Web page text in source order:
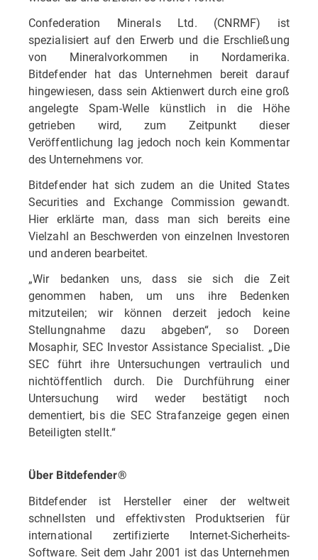
Confederation Minerals Ltd. (CNRMF) ist
spezialisiert auf den Erwerb und die Erschließung
von Mineralvorkommen in Nordamerika.
Bitdefender hat das Unternehmen bereit darauf
hingewiesen, dass sein Aktienwert durch eine groß
angelegte Spam-Welle künstlich in die Höhe
getrieben wird, zum Zeitpunkt dieser
Veröffentlichung lag jedoch noch kein Kommentar
des Unternehmens vor.
Bitdefender hat sich zudem an die United States
Securities and Exchange Commission gewandt.
Hier erklärte man, dass man sich bereits eine
Vielzahl an Beschwerden von einzelnen Investoren
und anderen bearbeitet.
„Wir bedanken uns, dass sie sich die Zeit
genommen haben, um uns ihre Bedenken
mitzuteilen; wir können derzeit jedoch keine
Stellungnahme dazu abgeben“, so Doreen
Mosaphir, SEC Investor Assistance Specialist. „Die
SEC führt ihre Untersuchungen vertraulich und
nichtöffentlich durch. Die Durchführung einer
Untersuchung wird weder bestätigt noch
dementiert, bis die SEC Strafanzeige gegen einen
Beteiligten stellt.“
Über Bitdefender®
Bitdefender ist Hersteller einer der weltweit
schnellsten und effektivsten Produktserien für
international zertifizierte Internet-Sicherheits-
Software. Seit dem Jahr 2001 ist das Unternehmen